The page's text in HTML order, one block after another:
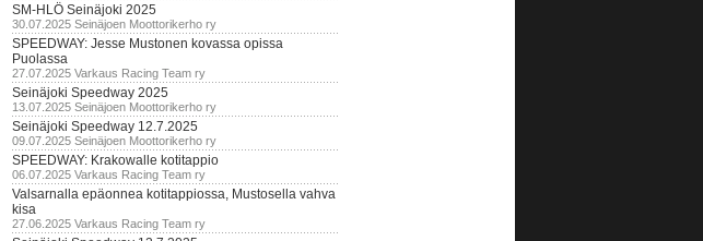
SM-HLÖ Seinäjoki 2025
30.07.2025 Seinäjoen Moottorikerho ry
SPEEDWAY: Jesse Mustonen kovassa opissa
Puolassa
27.07.2025 Varkaus Racing Team ry
Seinäjoki Speedway 2025
13.07.2025 Seinäjoen Moottorikerho ry
Seinäjoki Speedway 12.7.2025
09.07.2025 Seinäjoen Moottorikerho ry
SPEEDWAY: Krakowalle kotitappio
06.07.2025 Varkaus Racing Team ry
Valsarnalla epäonnea kotitappiossa, Mustosella vahva
kisa
27.06.2025 Varkaus Racing Team ry